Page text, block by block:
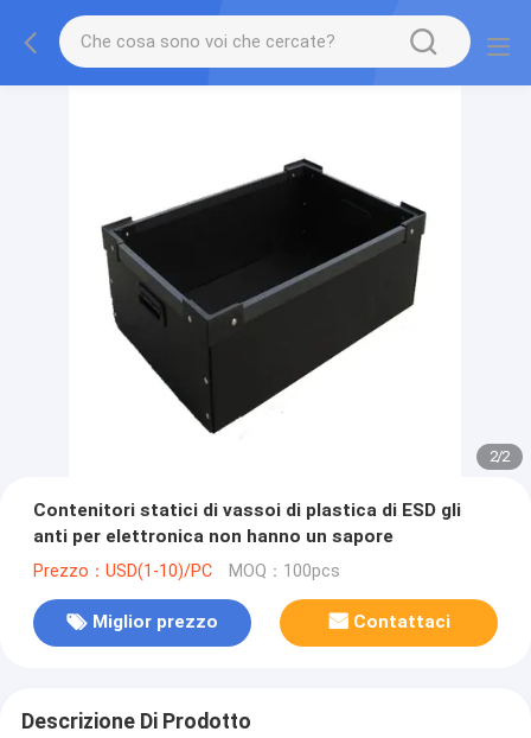
2/2
Contenitori statici di vassoi di plastica di ESD gli
anti per elettronica non hanno un sapore
Prezzo：USD(1-10)/PC MOQ：100pcs
Miglior prezzo Contattaci
Descrizione Di Prodotto